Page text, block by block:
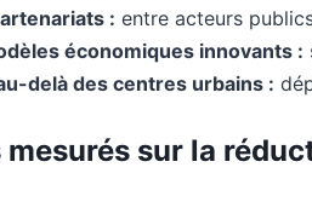
: entre acteurs
économiques innovants :
delà des centres urbains :
mesurés sur la